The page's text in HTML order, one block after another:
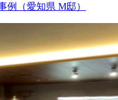
例（愛知県 M邸）